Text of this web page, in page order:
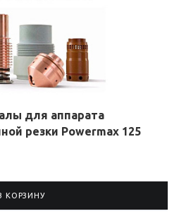
для аппарата
резки Powermax 125
КОРЗИНУ